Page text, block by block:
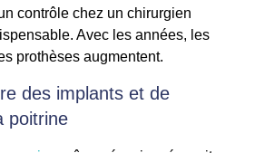
contrôle chez un chirurgien
Avec les années, les
prothèses augmentent.
des implants et de
poitrine